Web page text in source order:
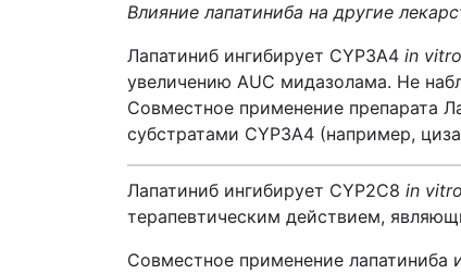
Влияние лапатиниба на другие
Лапатиниб ингибирует CYP3A4 in vitro
увеличению АUC мидазолама. Не
Совместное применение препарата
субстратами CYP3A4 (например,
Лапатиниб ингибирует CYP2C8 in vitro
терапевтическим действием,
Совместное применение лапатиниба